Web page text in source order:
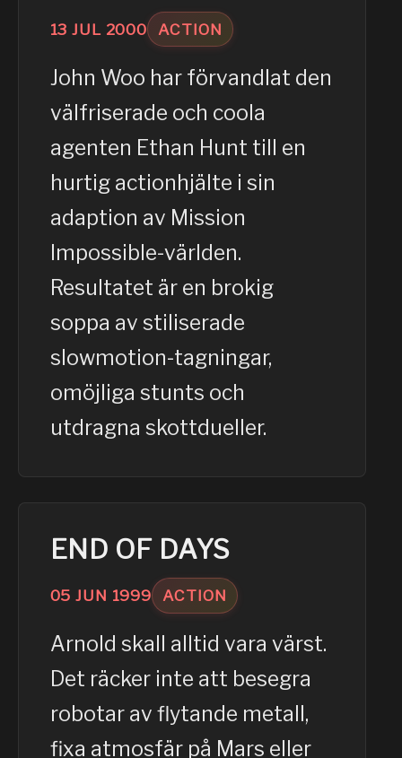
13 JUL 2000 ACTION
John Woo har förvandlat den
välfriserade och coola
agenten Ethan Hunt till en
hurtig actionhjälte i sin
adaption av Mission
Impossible-världen.
Resultatet är en brokig
soppa av stiliserade
slowmotion-tagningar,
omöjliga stunts och
utdragna skottdueller.
END OF DAYS
05 JUN 1999 ACTION
Arnold skall alltid vara värst.
Det räcker inte att besegra
robotar av flytande metall,
fixa atmosfär på Mars eller